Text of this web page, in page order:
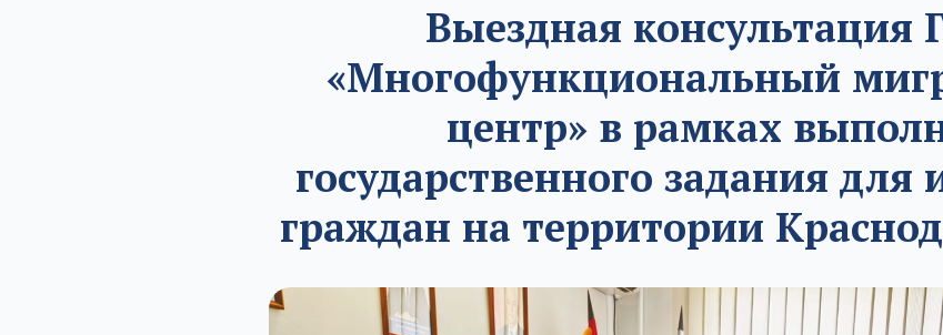
Выездная консультация
«Многофункциональный
центр» в рамках
государственного задания
граждан на территории